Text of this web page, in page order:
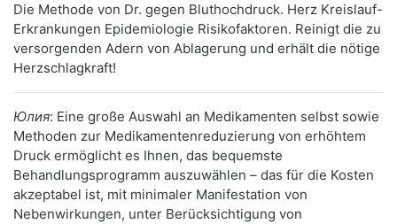
Die Methode von Dr. gegen Bluthochdruck. Herz Kreislauf-
Erkrankungen Epidemiologie Risikofaktoren. Reinigt die zu
versorgenden Adern von Ablagerung und erhält die nötige
Herzschlagkraft!
Юлия: Eine große Auswahl an Medikamenten selbst sowie
Methoden zur Medikamentenreduzierung von erhöhtem
Druck ermöglicht es Ihnen, das bequemste
Behandlungsprogramm auszuwählen – das für die Kosten
akzeptabel ist, mit minimaler Manifestation von
Nebenwirkungen, unter Berücksichtigung von